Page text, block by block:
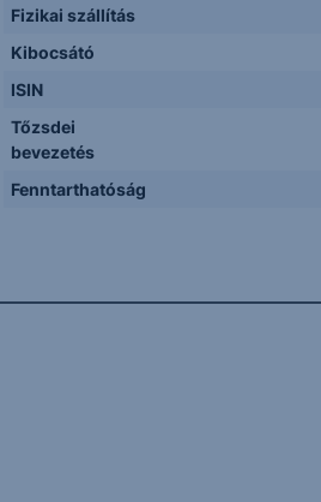
Fizikai szállítás
Kibocsátó
ISIN
Tőzsdei
bevezetés
Fenntarthatóság